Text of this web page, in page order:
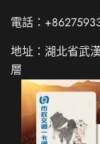
電話：
地址：湖北省武
層